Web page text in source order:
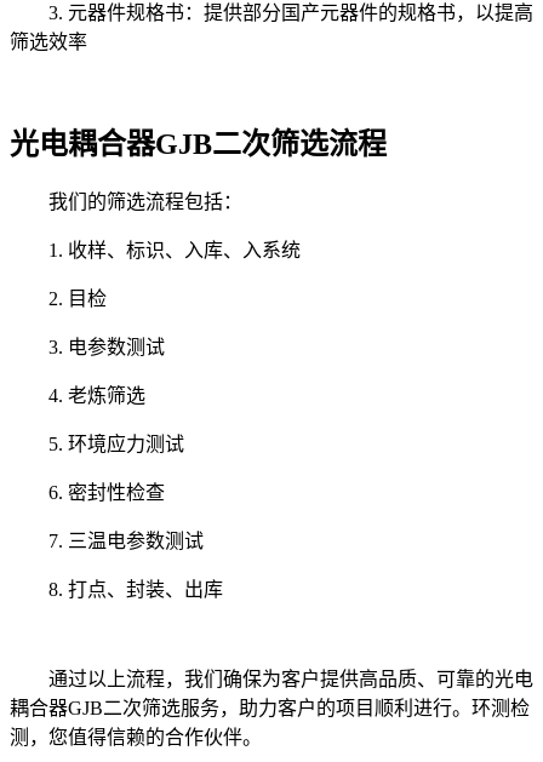
3. 元器件规格书：提供部分国产元器件的规格书，以提高
筛选效率
光电耦合器GJB二次筛选流程
我们的筛选流程包括：
1. 收样、标识、入库、入系统
2. 目检
3. 电参数测试
4. 老炼筛选
5. 环境应力测试
6. 密封性检查
7. 三温电参数测试
8. 打点、封装、出库
通过以上流程，我们确保为客户提供高品质、可靠的光电
耦合器GJB二次筛选服务，助力客户的项目顺利进行。环测检
测，您值得信赖的合作伙伴。